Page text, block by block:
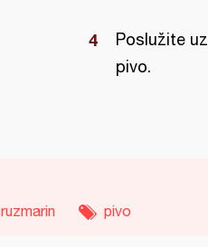
Poslužite
pivo.
ruzmarin pivo